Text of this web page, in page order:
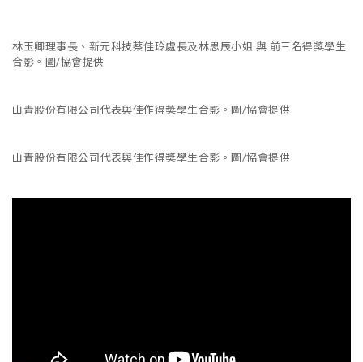
林玉卿理事長、新元科技蔡佳玲處長及林思辰小姐 與 前三名得獎學生
合影。圖/協會提供
山青股份有限公司代表與佳作得獎學生合影。圖/協會提供
山青股份有限公司代表與佳作得獎學生合影。圖/協會提供